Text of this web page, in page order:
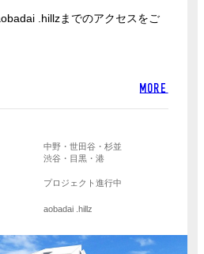
.hillzまでのアクセスをご
MORE
中野・世田谷・杉並
渋谷・目黒・港
プロジェクト進行中
aobadai .hillz